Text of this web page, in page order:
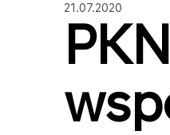
21.07.2020